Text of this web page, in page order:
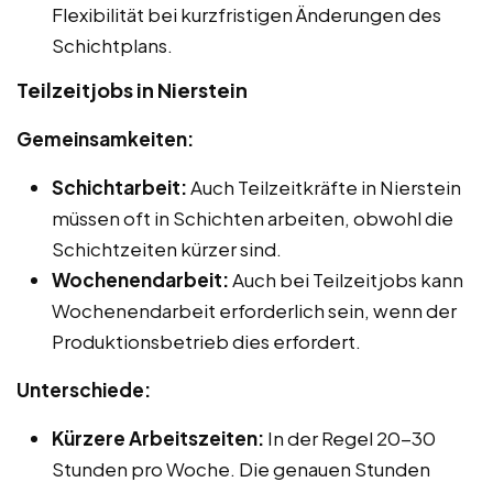
Flexibilität bei kurzfristigen Änderungen des
Schichtplans.
Teilzeitjobs in Nierstein
Gemeinsamkeiten:
Schichtarbeit:Auch Teilzeitkräfte in Nierstein
müssen oft in Schichten arbeiten, obwohl die
Schichtzeiten kürzer sind.
Wochenendarbeit:Auch bei Teilzeitjobs kann
Wochenendarbeit erforderlich sein, wenn der
Produktionsbetrieb dies erfordert.
Unterschiede:
Kürzere Arbeitszeiten: In der Regel 20-30
Stunden pro Woche. Die genauen Stunden